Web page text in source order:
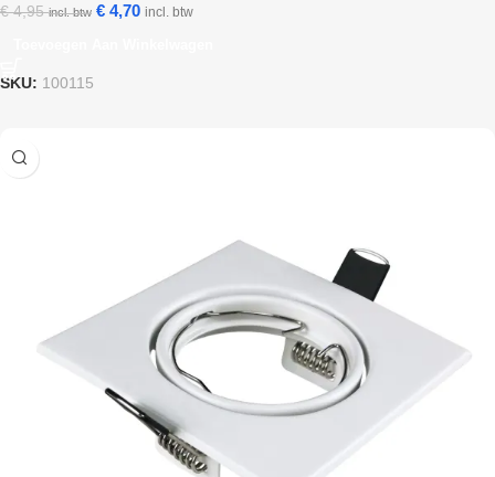
€4,95 incl. btw € 4,70 incl. btw
SKU: 100115